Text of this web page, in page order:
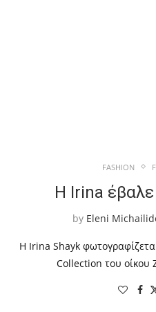
FASHION
Η Irina έβαλε
by Eleni
Η Irina Shayk
Collection του